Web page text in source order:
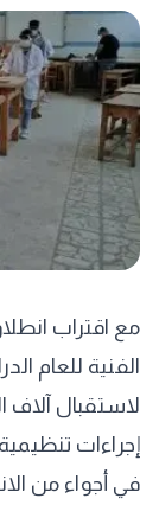
مع اقتراب
إجراءات
في أجواء من